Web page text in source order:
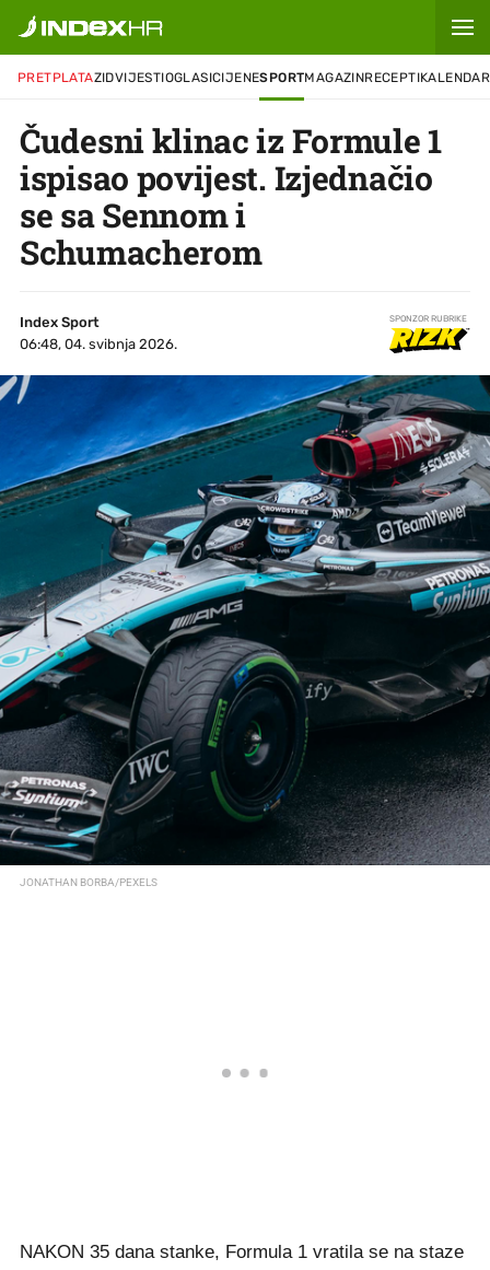
PRETPLATAZIDVIJESTIOGLASICIJENESPORTMAGAZINRECEPTIKALENDAR
Čudesni klinac iz Formule 1
ispisao povijest. Izjednačio
se sa Sennom i
Schumacherom
Index Sport
06:48, 04. svibnja 2026.
SPONZOR RUBRIKE
JONATHAN BORBA/PEXELS
NAKON 35 dana stanke, Formula 1 vratila se na staze